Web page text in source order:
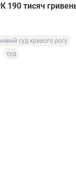
190 тисяч
суд кривого рогу
суд